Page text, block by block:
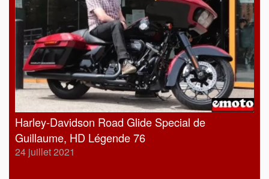
Harley-Davidson Road Glide Special de
Guillaume, HD Légende 76
24 juillet 2021